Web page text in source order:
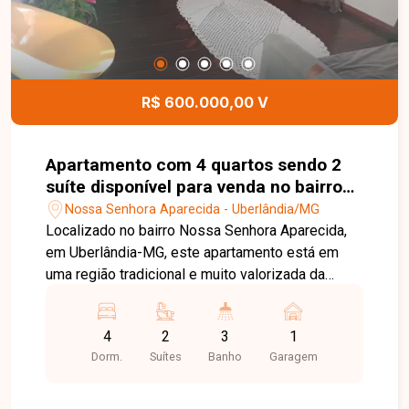
Senhora Aparecida. Agende uma visita e venha
conhecer todos os detalhes deste imóvel.
R$ 600.000,00 V
Apartamento com 4 quartos sendo 2
suíte disponível para venda no bairro
Nossa Senhora Aparecida em
Uberlândia-MG
Nossa Senhora Aparecida - Uberlândia/MG
Localizado no bairro Nossa Senhora Aparecida,
em Uberlândia-MG, este apartamento está em
uma região tradicional e muito valorizada da
às principais avenidas e proximidade com
supermercados, escolas, farmácias, restaurantes
e diversos comércios e serviços, proporcionando
4
Dorm.
2
Suítes
3
Banho
1
Garagem